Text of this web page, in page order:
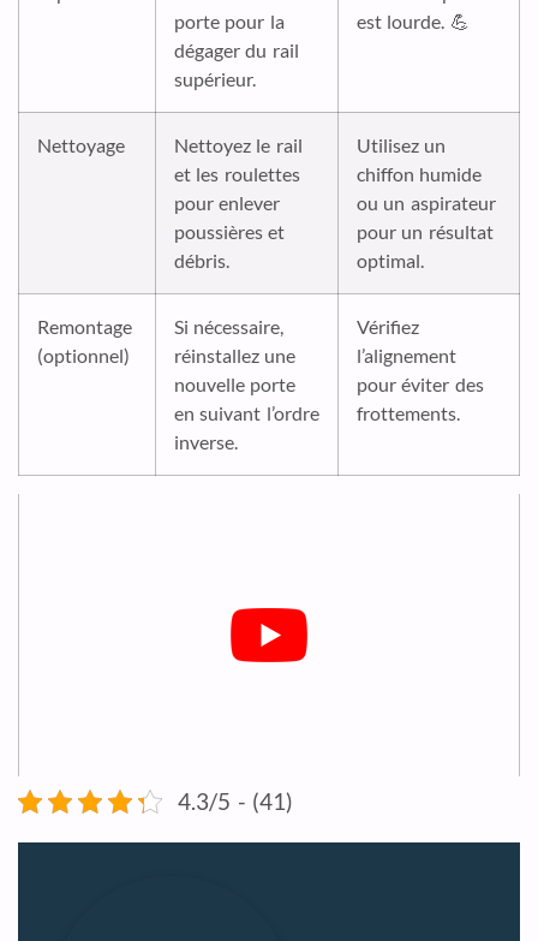
porte pour la
dégager du rail
supérieur.
est lourde. 💪
Nettoyage
Nettoyez le rail
et les roulettes
pour enlever
poussières et
débris.
Utilisez un
chiffon humide
ou un aspirateur
pour un résultat
optimal.
Remontage
(optionnel)
Si nécessaire,
réinstallez une
nouvelle porte
en suivant l’ordre
inverse.
Vérifiez
l’alignement
pour éviter des
frottements.
4.3/5 - (41)